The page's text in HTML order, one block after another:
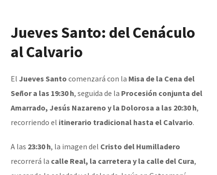
Jueves Santo: del Cenáculo
al Calvario
El Jueves Santo comenzará con la Misa de la Cena del
Señor a las 19:30 h, seguida de la Procesión conjunta del
Amarrado, Jesús Nazareno y la Dolorosa a las 20:30 h,
recorriendo el itinerario tradicional hasta el Calvario.
A las 23:30 h, la imagen del Cristo del Humilladero
recorrerá la calle Real, la carretera y la calle del Cura,